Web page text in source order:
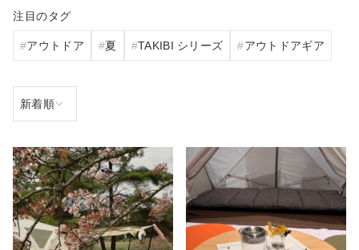
注目のタグ
アウトドア 夏 TAKIBI シリーズ アウトドアギア